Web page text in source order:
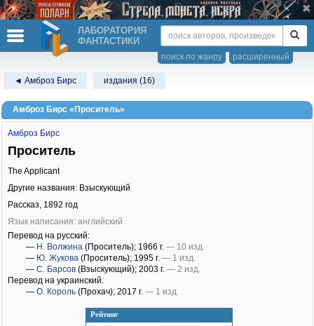
ЛАБОРАТОРИЯ
ФАНТАСТИКИ
расширенный
поиск по жанру
◄ Амброз Бирс издания (16)
Амброз Бирс «Проситель»
Рейтинг
Амброз Бирс
Проситель
The Applicant
Другие названия: Взыскующий
Рассказ, 1892 год
Язык написания: английский
Перевод на русский:
— Н. Волжина (Проситель); 1966 г. — 10 изд.
— Ю. Жукова (Проситель); 1995 г. — 1 изд.
— С. Барсов (Взыскующий); 2003 г. — 2 изд.
Перевод на украинский:
— О. Король (Прохач); 2017 г. — 1 изд.